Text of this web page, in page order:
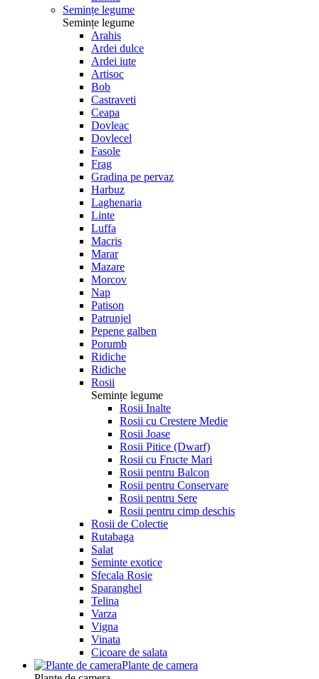
Semințe legume
Semințe legume
Arahis
Ardei dulce
Ardei iute
Artisoc
Bob
Castraveti
Ceapa
Dovleac
Dovlecel
Fasole
Frag
Gradina pe pervaz
Harbuz
Laghenaria
Linte
Luffa
Macris
Marar
Mazare
Morcov
Nap
Patison
Patrunjel
Pepene galben
Porumb
Ridiche
Ridiche
Rosii
Semințe legume
Rosii Inalte
Rosii cu Crestere Medie
Rosii Joase
Rosii Pitice (Dwarf)
Rosii cu Fructe Mari
Rosii pentru Balcon
Rosii pentru Conservare
Rosii pentru Sere
Rosii pentru cimp deschis
Rosii de Colectie
Rutabaga
Salat
Seminte exotice
Sfecala Rosie
Sparanghel
Telina
Varza
Vigna
Vinata
Сicoare de salata
Plante de camera